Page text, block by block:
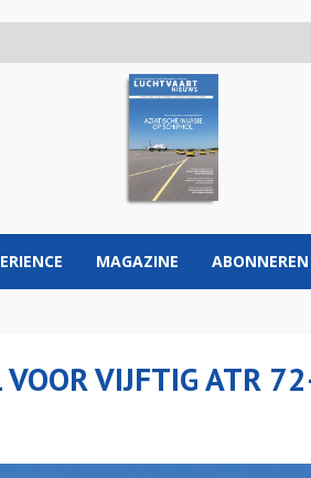
MAGAZINE ABONNEREN
VIJFTIG ATR